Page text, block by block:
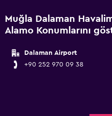
Muğla Dalaman
Alamo Konumlarını
Dalaman Airport
+90 252 970 09 38